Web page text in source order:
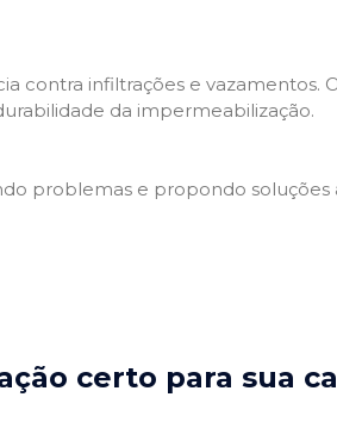
contra infiltrações e vazamentos.
da impermeabilização.
problemas e propondo soluções
certo para sua